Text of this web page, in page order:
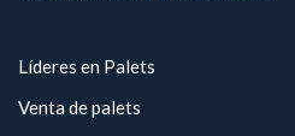
Líderes en Palets
Venta de palets